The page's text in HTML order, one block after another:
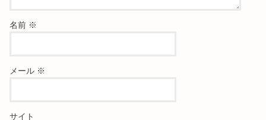
名前 ※
メール ※
サイト